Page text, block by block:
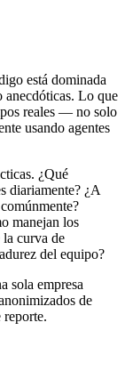
está dominada
anecdóticas. Lo que
reales — no solo
usando agentes
¿Qué
diariamente? ¿A
manejan los
curva de
del equipo?
sola empresa
de
reporte.